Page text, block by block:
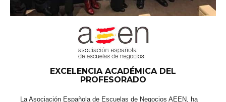
EXCELENCIA ACADÉMICA DEL
PROFESORADO
La Asociación Española de Escuelas de Negocios AEEN, ha